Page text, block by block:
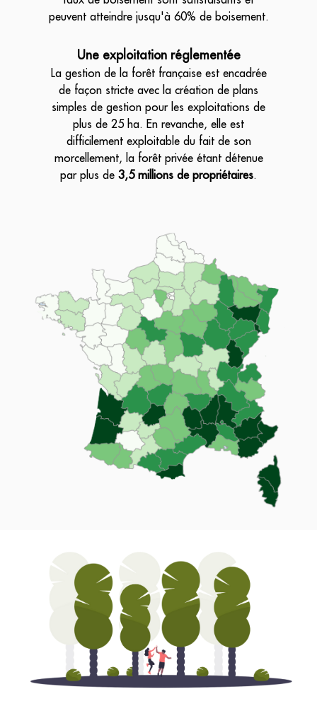
peuvent atteindre jusqu'à 60% de boisement.
Une exploitation réglementée
La gestion de la forêt française est encadrée
de façon stricte avec la création de plans
simples de gestion pour les exploitations de
plus de 25 ha. En revanche, elle est
difficilement exploitable du fait de son
morcellement, la forêt privée étant détenue
par plus de 3,5 millions de propriétaires.